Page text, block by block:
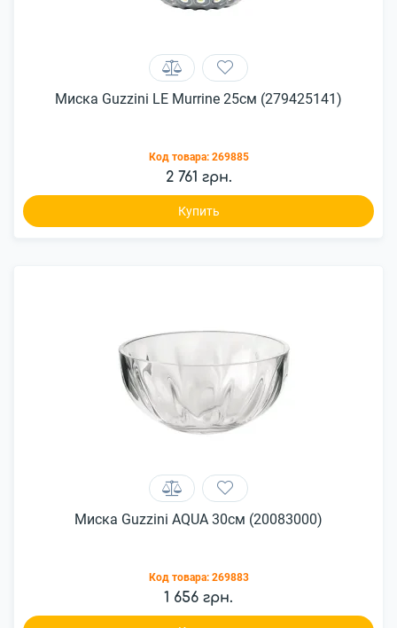
Миска Guzzini LE Murrine 25см (279425141)
Код товара: 269885
2 761 грн.
Купить
Миска Guzzini AQUA 30см (20083000)
Код товара: 269883
1 656 грн.